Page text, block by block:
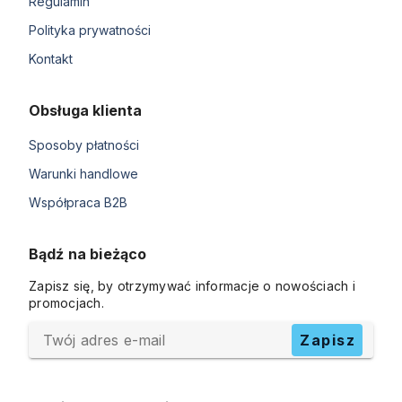
Polityka prywatności
Kontakt
Obsługa klienta
Sposoby płatności
Warunki handlowe
Współpraca B2B
Bądź na bieżąco
Zapisz się, by otrzymywać informacje o nowościach i
promocjach.
Twój adres e-mail Zapisz